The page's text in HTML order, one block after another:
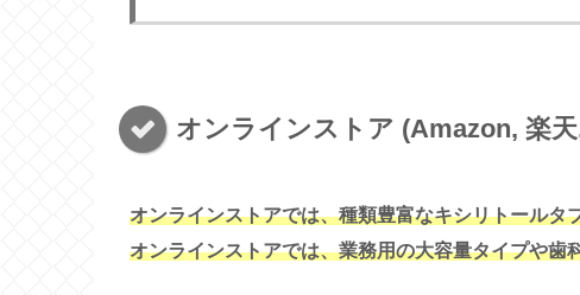
オンラインストア (Amazon, 楽
オンラインストアでは、種類豊富なキシリトール
オンラインストアでは、業務用の大容量タイプや歯